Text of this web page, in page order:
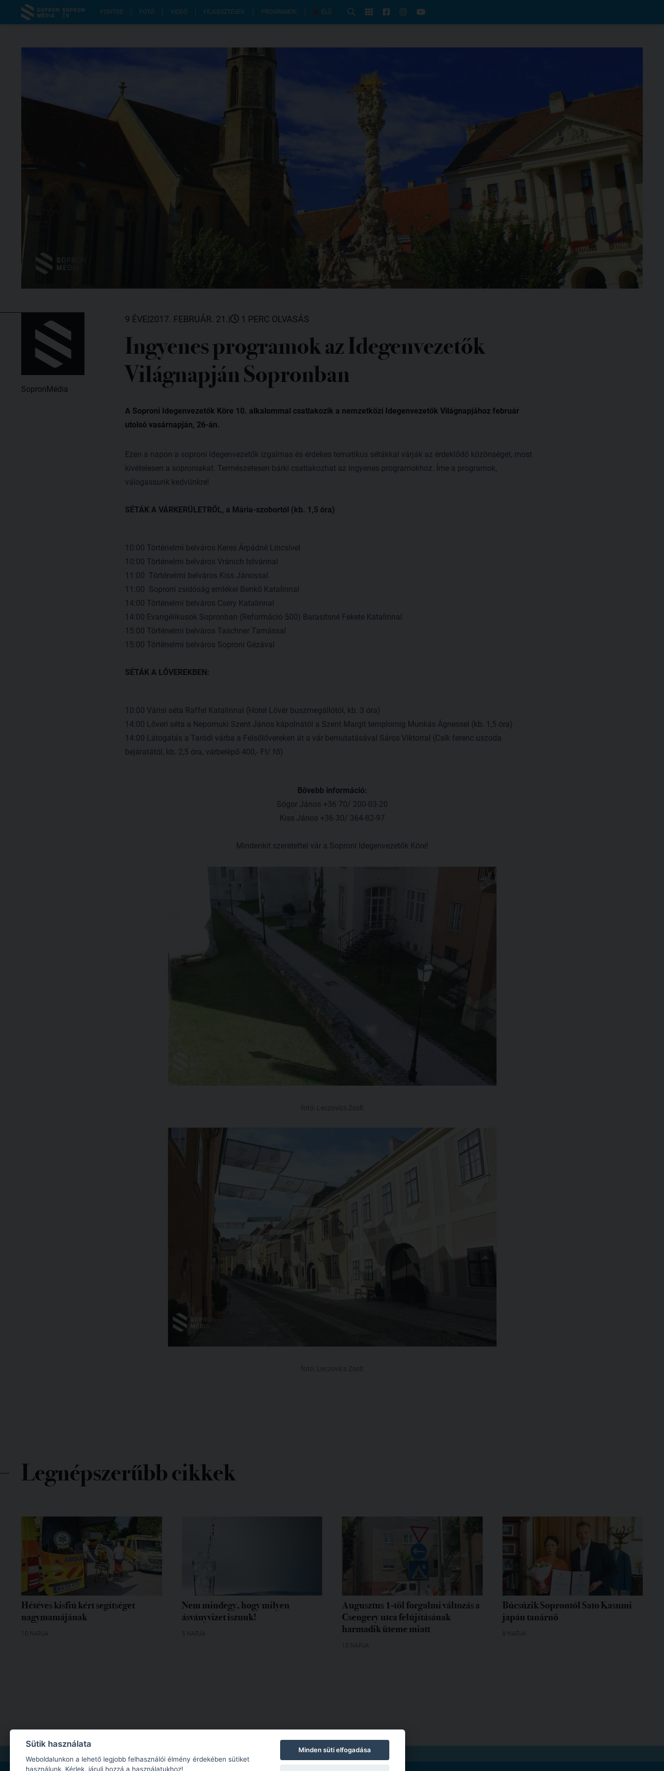
FONTOS FOTÓ VIDEÓ FEJLESZTÉSEK PROGRAMOK ÉLŐ
SopronMédia
9 ÉVE|2017. FEBRUÁR. 21.| 1 PERC OLVASÁS
Ingyenes programok az Idegenvezetők
Világnapján Sopronban
A Soproni Idegenvezetők Köre 10. alkalommal csatlakozik a nemzetközi Idegenvezetők Világnapjához február
utolsó vasárnapján, 26-án.
Ezen a napon a soproni idegenvezetők izgalmas és érdekes tematikus sétákkal várják az érdeklődő közönséget, most
kivételesen a soproniakat. Természetesen bárki csatlakozhat az ingyenes programokhoz. Íme a programok,
válogassunk kedvünkre!
SÉTÁK A VÁRKERÜLETRŐL, a Mária-szobortól (kb. 1,5 óra)
10:00 Történelmi belváros Keres Árpádné Lincsivel
10:00 Történelmi belváros Vránich Istvánnal
11:00 Történelmi belváros Kiss Jánossal
11:00 Soproni zsidóság emlékei Benkő Katalinnal
14:00 Történelmi belváros Cséry Katalinnal
14:00 Evangélikusok Sopronban (Reformáció 500) Barasitsné Fekete Katalinnal
15:00 Történelmi belváros Taschner Tamással
15:00 Történelmi belváros Soproni Gézával
SÉTÁK A LŐVEREKBEN:
10:00 Várisi séta Raffel Katalinnal (Hotel Lövér buszmegállótól, kb. 3 óra)
14:00 Lőveri séta a Nepomuki Szent János kápolnától a Szent Margit templomig Munkás Ágnessel (kb. 1,5 óra)
14:00 Látogatás a Taródi várba a Felsőlővereken át a vár bemutatásával Sáros Viktorral (Csík ferenc uszoda
bejáratától, kb. 2,5 óra, várbelépő 400,- Ft/ fő)
Bővebb információ:
Sógor János +36 70/ 200-03-20
Kiss János +36 30/ 364-82-97
Mindenkit szeretettel vár a Soproni Idegenvezetők Köre!
Legnépszerűbb cikkek
Hétéves kisfiú kért segítséget
nagymamájának
10 NAPJA
Nem mindegy, hogy milyen
ásványvizet iszunk!
5 NAPJA
Augusztus 1-től forgalmi változás a
Csengery utca felújításának
harmadik üteme miatt
10 NAPJA
Búcsúzik Soprontól Sato Kasumi
japán tanárnő
8 NAPJA
MODERÁLÁSI SZABÁLYZAT
Sütik használata
Weboldalunkon a lehető legjobb felhasználói élmény érdekében sütiket
használunk. Kérlek, járulj hozzá a használatukhoz!
Minden süti elfogadása